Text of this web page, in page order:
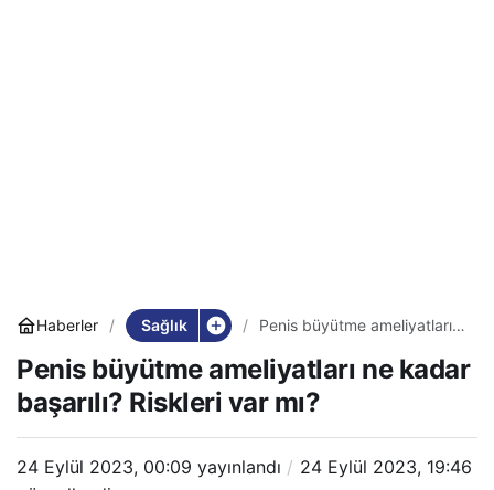
Haberler Sağlık
Penis büyütme ameliyatları
var mı?
Penis büyütme ameliyatları ne kadar
başarılı? Riskleri var mı?
24 Eylül 2023, 00:09 yayınlandı
24 Eylül 2023, 19:46